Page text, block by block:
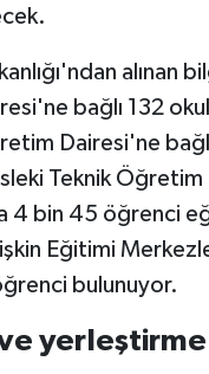
alınan
bağlı 132
Dairesi'ne
Teknik
4 bin 45 öğrenci
Eğitimi
bulunuyor.
yerleştirme